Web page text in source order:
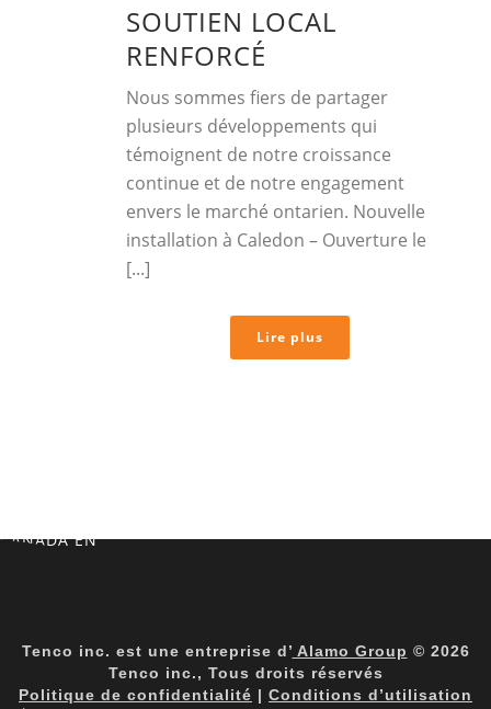
SOUTIEN LOCAL
RENFORCÉ
Nous sommes fiers de partager
plusieurs développements qui
témoignent de notre croissance
continue et de notre engagement
envers le marché ontarien. Nouvelle
installation à Caledon – Ouverture le
[...]
Lire plus
CANADA EN
Tenco inc. est une entreprise d’ Alamo Group © 2026
Tenco inc., Tous droits réservés
Politique de confidentialité | Conditions d’utilisation